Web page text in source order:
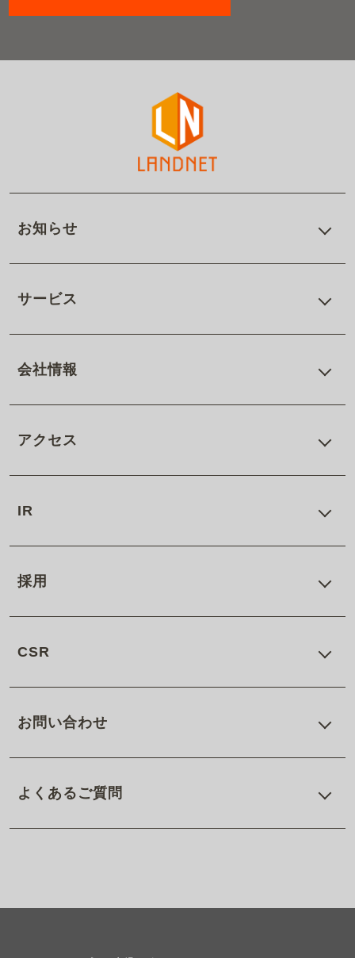
お知らせ
サービス
会社情報
アクセス
IR
採用
CSR
お問い合わせ
よくあるご質問